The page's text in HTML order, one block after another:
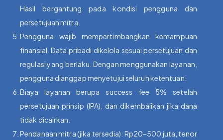
Hasil bergantung pada kondisi pengguna dan
persetujuan mitra.
Pengguna wajib mempertimbangkan kemampuan
finansial. Data pribadi dikelola sesuai persetujuan dan
regulasi yang berlaku. Dengan menggunakan layanan,
pengguna dianggap menyetujui seluruh ketentuan.
Biaya layanan berupa success fee 5% setelah
persetujuan prinsip (IPA), dan dikembalikan jika dana
tidak dicairkan.
Pendanaan mitra (jika tersedia): Rp20–500 juta, tenor